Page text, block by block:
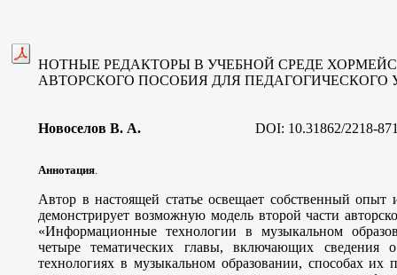
НОТНЫЕ РЕДАКТОРЫ В УЧЕБНОЙ СРЕДЕ
АВТОРСКОГО ПОСОБИЯ ДЛЯ ПЕДАГОГИЧЕСКОГО
Новоселов В. А. DOI: 10.31862/2218-
Аннотация.
Автор в настоящей статье освещает собственный опыт
демонстрирует возможную модель второй части
«Информационные технологии в музыкальном
четыре тематических главы, включающих сведения
технологиях в музыкальном образовании, способах